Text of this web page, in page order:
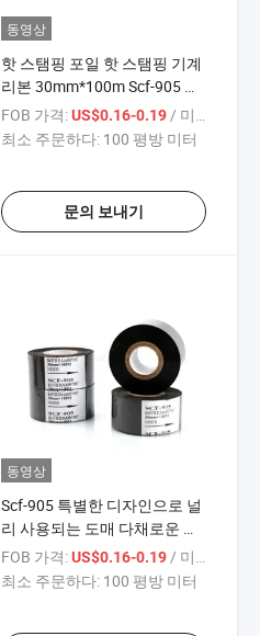
동영상
핫 스탬핑 포일 핫 스탬핑 기계
리본 30mm*100m Scf-905 인
쇄용 코딩 리본
FOB 가격: US$0.16-0.19/ 미터
최소 주문하다: 100 평방 미터
문의 보내기
동영상
Scf-905 특별한 디자인으로 널
리 사용되는 도매 다채로운 포
일 롤 핫 스탬핑 날짜 코딩 리본
FOB 가격: US$0.16-0.19/ 미터
최소 주문하다: 100 평방 미터